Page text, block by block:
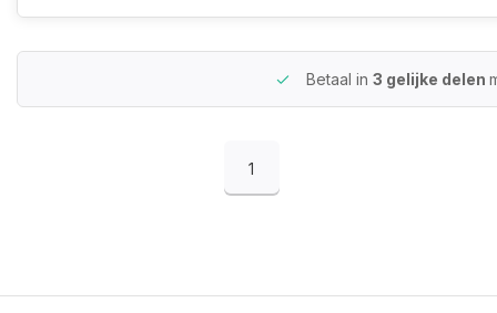
Betaal in 3 gelijke delen
1